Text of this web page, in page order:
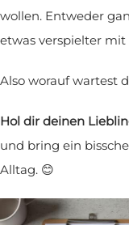
wollen. Entweder
etwas verspielter
Also worauf wartest
Hol dir deinen
und bring ein
Alltag. 😊